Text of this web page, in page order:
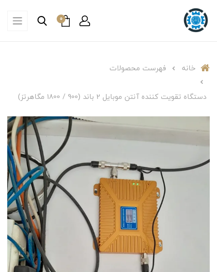
0
خانه فهرست محصولات
دستگاه تقویت کننده آنتن موبایل 2 باند (900 / 1800 مگاهرتز)